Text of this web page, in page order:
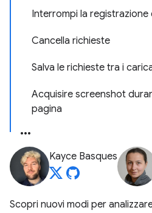
Interrompi la
Cancella richieste
Salva le richieste tra i
Acquisire screenshot
pagina
Kayce Basques
Scopri nuovi modi per